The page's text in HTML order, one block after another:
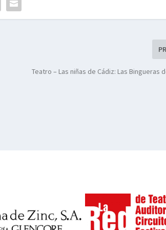
Teatro – Las niñas de Cádiz: Las Bingueras